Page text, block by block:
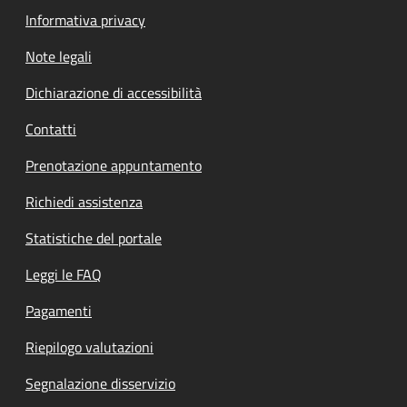
Informativa privacy
Note legali
Dichiarazione di accessibilità
Contatti
Prenotazione appuntamento
Richiedi assistenza
Statistiche del portale
Leggi le FAQ
Pagamenti
Riepilogo valutazioni
Segnalazione disservizio